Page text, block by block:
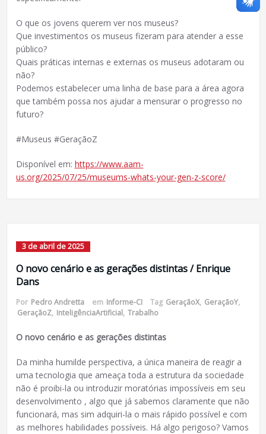
O que os jovens querem ver nos museus?
Que investimentos os museus fizeram para atender a esse
público?
Quais práticas internas e externas os museus adotaram ou
não?
Podemos estabelecer uma linha de base para a área agora
que também possa nos ajudar a mensurar o progresso no
futuro?
#Museus #GeraçãoZ
Disponível em: https://www.aam-
us.org/2025/07/25/museums-whats-your-gen-z-score/
3 de abril de 2025
O novo cenário e as gerações distintas / Enrique
Dans
Por Pedro Andretta em Informe-CI Tag GeraçãoX, GeraçãoY,
GeraçãoZ, InteligênciaArtificial, Trabalho
O novo cenário e as gerações distintas
Da minha humilde perspectiva, a única maneira de reagir a
uma tecnologia que ameaça toda a estrutura da sociedade
não é proibi-la ou introduzir moratórias impossíveis em seu
desenvolvimento , algo que já sabemos claramente que não
funcionará, mas sim adquiri-la o mais rápido possível e com
as melhores habilidades possíveis. Há algo perigoso? Vamos